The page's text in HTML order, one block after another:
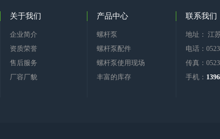
关于我们
企业简介
资质荣誉
售后服务
厂容厂貌
产品中心
螺杆泵
螺杆泵配件
螺杆泵使用现场
丰富的库存
联系我们
地址： 江
电话：
传真：
手机：